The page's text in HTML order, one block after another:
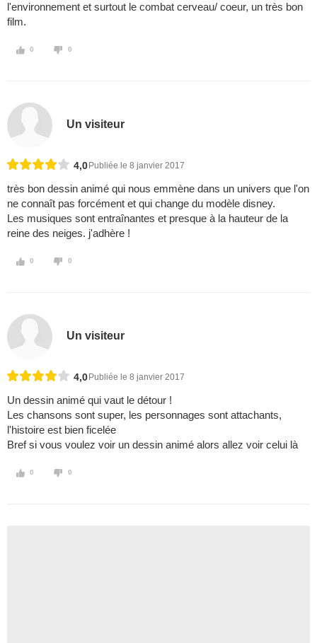
l'environnement et surtout le combat cerveau/ coeur, un très bon
film.
0 0
Un visiteur
4,0 Publiée le 8 janvier 2017
très bon dessin animé qui nous emmène dans un univers que l'on
ne connaît pas forcément et qui change du modèle disney.
Les musiques sont entraînantes et presque à la hauteur de la
reine des neiges. j'adhère !
0 0
Un visiteur
4,0 Publiée le 8 janvier 2017
Un dessin animé qui vaut le détour !
Les chansons sont super, les personnages sont attachants,
l'histoire est bien ficelée
Bref si vous voulez voir un dessin animé alors allez voir celui là
0 0